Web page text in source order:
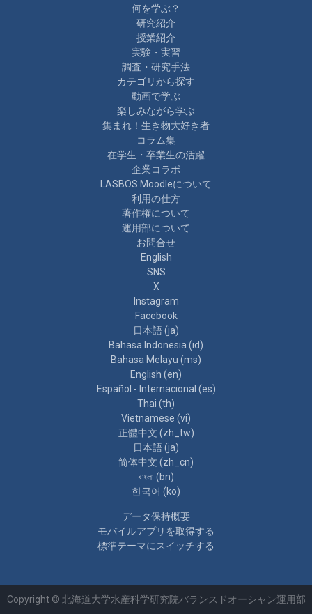
何を学ぶ？
研究紹介
授業紹介
実験・実習
調査・研究手法
カテゴリから探す
動画で学ぶ
楽しみながら学ぶ
集まれ！生き物大好き者
コラム集
在学生・卒業生の活躍
企業コラボ
LASBOS Moodleについて
利用の仕方
著作権について
運用部について
お問合せ
English
SNS
X
Instagram
Facebook
日本語 ‎(ja)‎
Bahasa Indonesia ‎(id)‎
Bahasa Melayu ‎(ms)‎
English ‎(en)‎
Español - Internacional ‎(es)‎
Thai ‎(th)‎
Vietnamese ‎(vi)‎
正體中文 ‎(zh_tw)‎
日本語 ‎(ja)‎
简体中文 ‎(zh_cn)‎
বাংলা ‎(bn)‎
한국어 ‎(ko)‎
データ保持概要
モバイルアプリを取得する
標準テーマにスイッチする
Copyright © 北海道大学水産科学研究院バランスドオーシャン運用部